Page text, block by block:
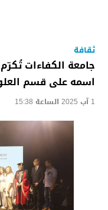
ثقافة
جامعة الكفاءات
اسمه على قسم
1 آب 2025 الساعة 15:38